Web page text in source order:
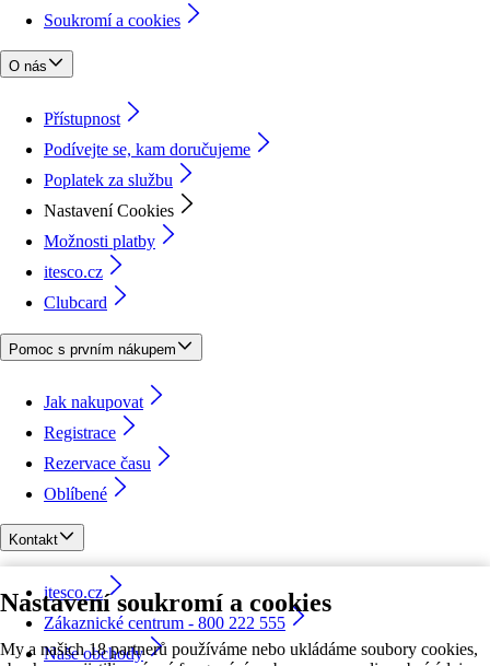
Nastavení soukromí a cookies
My a našich 18 partnerů používáme nebo ukládáme soubory cookies,
Soukromí a cookies
O nás
Přístupnost
Podívejte se, kam doručujeme
Poplatek za službu
Nastavení Cookies
Možnosti platby
itesco.cz
Clubcard
Pomoc s prvním nákupem
Jak nakupovat
Registrace
Rezervace času
Oblíbené
Kontakt
itesco.cz
Zákaznické centrum - 800 222 555
Naše obchody